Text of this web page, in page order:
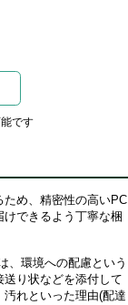
です
ため、精密性の高いPC
できるよう丁寧な梱
、環境への配慮という
り状などを添付して
れといった理由(配達